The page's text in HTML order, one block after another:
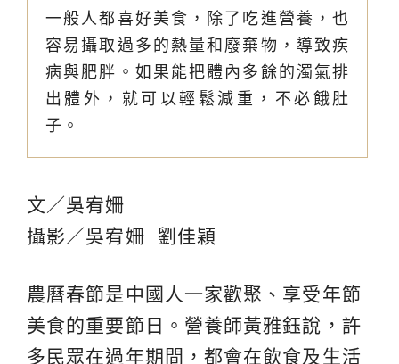
一般人都喜好美食，除了吃進營養，也
容易攝取過多的熱量和廢棄物，導致疾
病與肥胖。如果能把體內多餘的濁氣排
出體外，就可以輕鬆減重，不必餓肚
子。
文／吳宥姍
攝影／吳宥姍 劉佳穎
農曆春節是中國人一家歡聚、享受年節
美食的重要節日。營養師黃雅鈺說，許
多民眾在過年期間，都會在飲食及生活